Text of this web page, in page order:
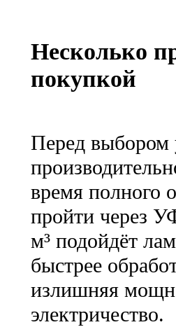
Несколько
покупкой
Перед выбором
время полного
пройти через
м³ подойдёт
быстрее
излишняя
электричество.